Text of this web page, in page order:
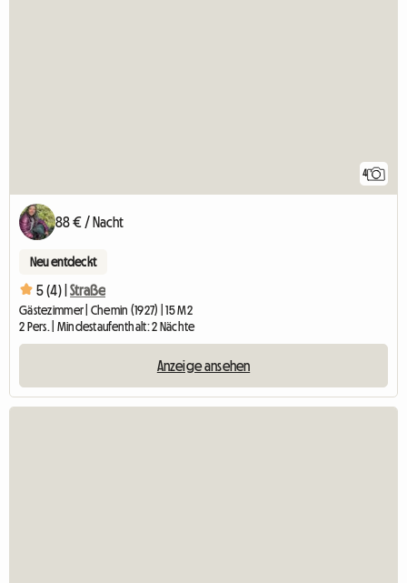
4
88 € / Nacht
Neu entdeckt
5 (4) | Straße
Gästezimmer | Chemin (1927) | 15 M2
2 Pers. | Mindestaufenthalt: 2 Nächte
Anzeige ansehen